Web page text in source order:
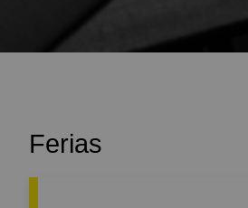
Ferias